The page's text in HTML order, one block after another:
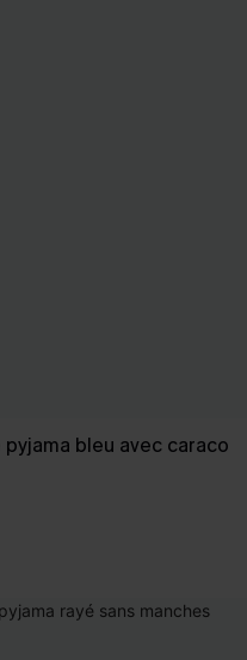
pyjama bleu avec caraco